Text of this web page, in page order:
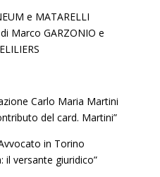
e MATARELLI
Marco GARZONIO e
Carlo Maria Martini
del card. Martini”
in Torino
il versante giuridico”